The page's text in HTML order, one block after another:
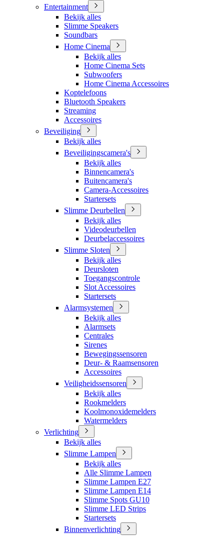
Entertainment
Bekijk alles
Slimme Speakers
Soundbars
Home Cinema
Bekijk alles
Home Cinema Sets
Subwoofers
Home Cinema Accessoires
Koptelefoons
Bluetooth Speakers
Streaming
Accessoires
Beveiliging
Bekijk alles
Beveiligingscamera's
Bekijk alles
Binnencamera's
Buitencamera's
Camera-Accessoires
Startersets
Slimme Deurbellen
Bekijk alles
Videodeurbellen
Deurbelaccessoires
Slimme Sloten
Bekijk alles
Deursloten
Toegangscontrole
Slot Accessoires
Startersets
Alarmsystemen
Bekijk alles
Alarmsets
Centrales
Sirenes
Bewegingssensoren
Deur- & Raamsensoren
Accessoires
Veiligheidssensoren
Bekijk alles
Rookmelders
Koolmonoxidemelders
Watermelders
Verlichting
Bekijk alles
Slimme Lampen
Bekijk alles
Alle Slimme Lampen
Slimme Lampen E27
Slimme Lampen E14
Slimme Spots GU10
Slimme LED Strips
Startersets
Binnenverlichting